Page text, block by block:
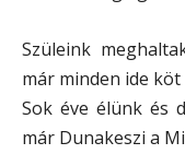
Szüleink
már minden ide
Sok éve élünk és
már Dunakeszi a